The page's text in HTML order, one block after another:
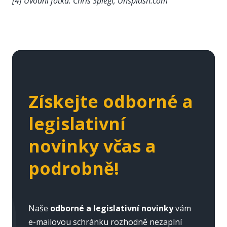
Získejte odborné a
legislativní
novinky včas a
podrobně!
Naše odborné a legislativní novinkyvám
e-mailovou schránku rozhodně nezaplní